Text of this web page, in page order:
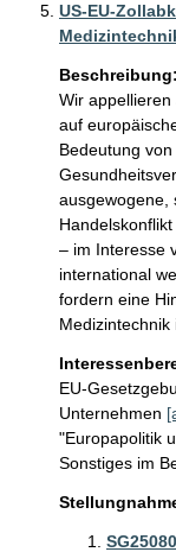
US-EU-
Beschreibung:
Wir
auf
Bedeutung
ausgewogene,
– im Interesse
international
fordern eine
Medizintechnik
EU-
Unternehmen
"Europapolitik
Sonstiges im